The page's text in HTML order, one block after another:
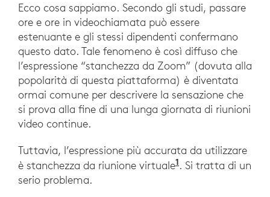
Ecco cosa sappiamo. Secondo gli studi, passare
ore e ore in videochiamata può essere
estenuante e gli stessi dipendenti confermano
questo dato. Tale fenomeno è così diffuso che
l’espressione “stanchezza da Zoom” (dovuta alla
popolarità di questa piattaforma) è diventata
ormai comune per descrivere la sensazione che
si prova alla fine di una lunga giornata di riunioni
video continue.
Tuttavia, l’espressione più accurata da utilizzare
è stanchezza da riunione virtuale1https://
. Si tratta di un
serio problema.